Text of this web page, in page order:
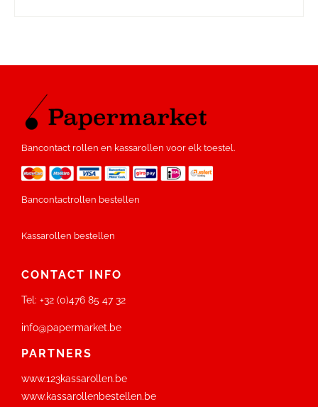
Bancontact rollen en kassarollen voor elk toestel.
Bancontactrollen bestellen
Kassarollen bestellen
CONTACT INFO
Tel: +32 (0)476 85 47 32
info@papermarket.be
PARTNERS
www.123kassarollen.be
www.kassarollenbestellen.be